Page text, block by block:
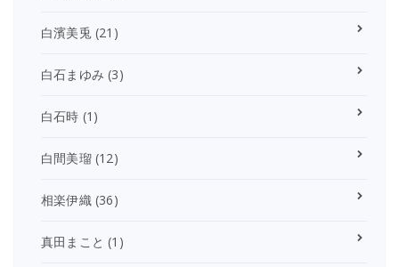
白濱美兎(21)
白石まゆみ (3)
白石時 (1)
白間美瑠(12)
相楽伊織(36)
真田まこと (1)